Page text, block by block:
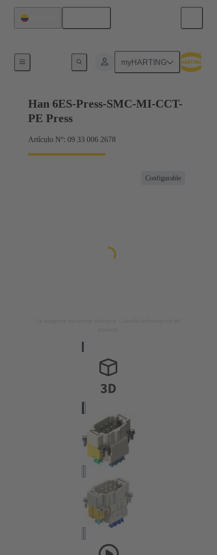
myHARTING
Corrientes hasta 16 A
Han 6ES-Press-SMC-MI-CCT-
PE Press
Artículo Nº: 09 33 006 2678
Configurable